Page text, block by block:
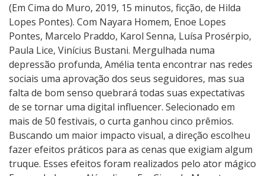
(Em Cima do Muro, 2019, 15 minutos, ficção, de Hilda
Lopes Pontes). Com Nayara Homem, Enoe Lopes
Pontes, Marcelo Praddo, Karol Senna, Luísa Prosérpio,
Paula Lice, Vinícius Bustani. Mergulhada numa
depressão profunda, Amélia tenta encontrar nas redes
sociais uma aprovação dos seus seguidores, mas sua
falta de bom senso quebrará todas suas expectativas
de se tornar uma digital influencer. Selecionado em
mais de 50 festivais, o curta ganhou cinco prêmios.
Buscando um maior impacto visual, a direção escolheu
fazer efeitos práticos para as cenas que exigiam algum
truque. Esses efeitos foram realizados pelo ator mágico